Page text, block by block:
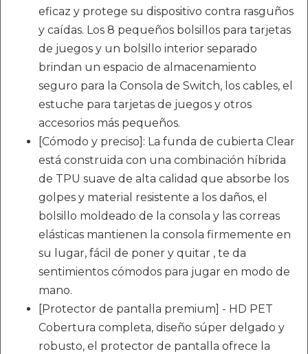
eficaz y protege su dispositivo contra rasguños
y caídas. Los 8 pequeños bolsillos para tarjetas
de juegos y un bolsillo interior separado
brindan un espacio de almacenamiento
seguro para la Consola de Switch, los cables, el
estuche para tarjetas de juegos y otros
accesorios más pequeños.
[Cómodo y preciso]: La funda de cubierta Clear
está construida con una combinación híbrida
de TPU suave de alta calidad que absorbe los
golpes y material resistente a los daños, el
bolsillo moldeado de la consola y las correas
elásticas mantienen la consola firmemente en
su lugar, fácil de poner y quitar , te da
sentimientos cómodos para jugar en modo de
mano.
[Protector de pantalla premium] - HD PET
Cobertura completa, diseño súper delgado y
robusto, el protector de pantalla ofrece la